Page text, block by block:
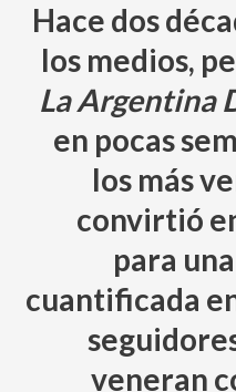
Hace dos
los medios,
La Argentina
en pocas
los más
convirtió
para
cuantificada
veneran